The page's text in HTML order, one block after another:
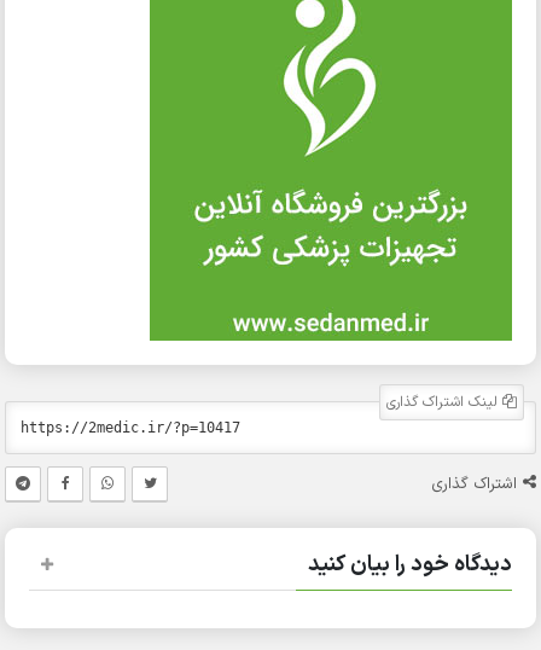
اشتراک گذاری
گذاری
خود را بیان کنید